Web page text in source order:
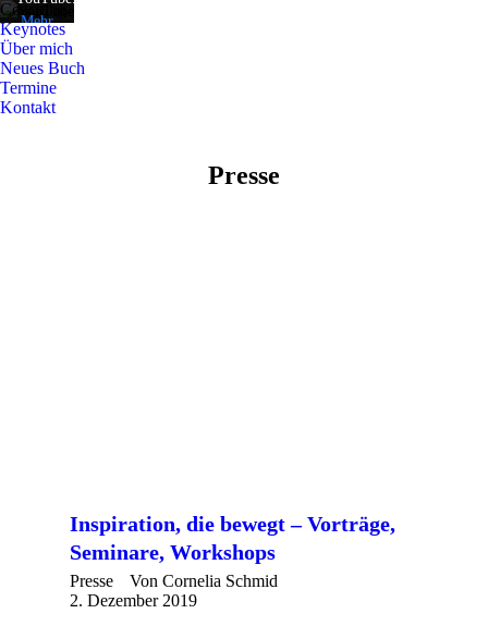
Coaching
Keynotes
Über mich
Neues Buch
Termine
Kontakt
Presse
Inspiration, die bewegt – Vorträge,
Seminare, Workshops
Presse Von Cornelia Schmid
2. Dezember 2019
Mehr
erfahren
Video
laden
Mehr
erfahren
Video
laden